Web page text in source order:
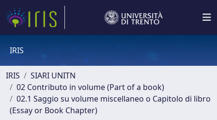
IRIS
IRIS
SIARI UNITN
02 Contributo in volume (Part of a book)
02.1 Saggio su volume miscellaneo o Capitolo di libro
(Essay or Book Chapter)